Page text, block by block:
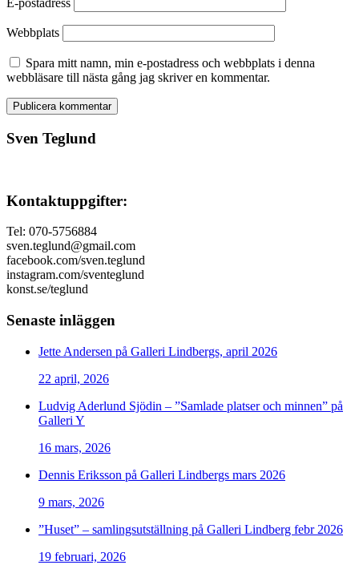
E-postadress
Webbplats
Spara mitt namn, min e-postadress och webbplats i denna
webbläsare till nästa gång jag skriver en kommentar.
Sven Teglund
Kontaktuppgifter:
Tel: 070-5756884
sven.teglund@gmail.com
facebook.com/sven.teglund
instagram.com/sventeglund
konst.se/teglund
Senaste inläggen
Jette Andersen på Galleri Lindbergs, april 2026
22 april, 2026
Ludvig Aderlund Sjödin – ”Samlade platser och minnen” på
Galleri Y
16 mars, 2026
Dennis Eriksson på Galleri Lindbergs mars 2026
9 mars, 2026
”Huset” – samlingsutställning på Galleri Lindberg febr 2026
19 februari, 2026